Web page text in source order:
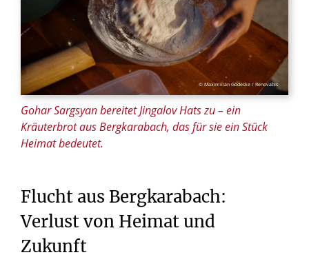
© Maximilian Gödecke / Renovabis
Gohar Sargsyan bereitet Jingalov Hats zu – ein
Kräuterbrot aus Bergkarabach, das für sie ein Stück
Heimat bedeutet.
Flucht aus Bergkarabach:
Verlustvon Heimat und
Zukunft